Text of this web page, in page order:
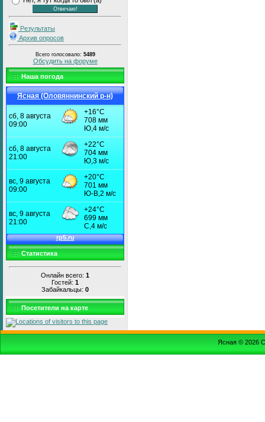
Результаты
Архив опросов
Всего голосовало: 5489
Обсудить на форуме
Наша погода
Ясная (Оловяннинский р-н)
Статистика
Онлайн всего: 1
Гостей: 1
Забайкальцы: 0
Посетители на карте
Ясная © 2026